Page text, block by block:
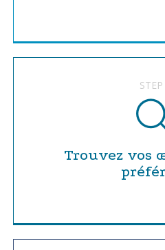
Trouvez vos